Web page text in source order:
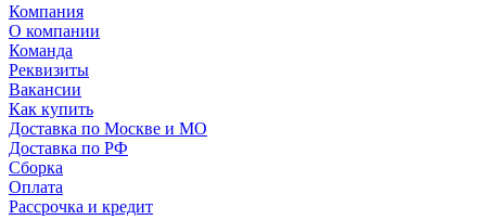
Компания
О компании
Команда
Реквизиты
Вакансии
Как купить
Доставка по Москве и МО
Доставка по РФ
Сборка
Оплата
Рассрочка и кредит